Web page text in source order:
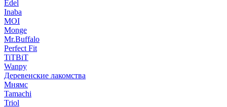
Edel
Inaba
MOI
Monge
Mr.Buffalo
Perfect Fit
TiTBiT
Wanpy
Деревенские лакомства
Мнямс
Tamachi
Triol